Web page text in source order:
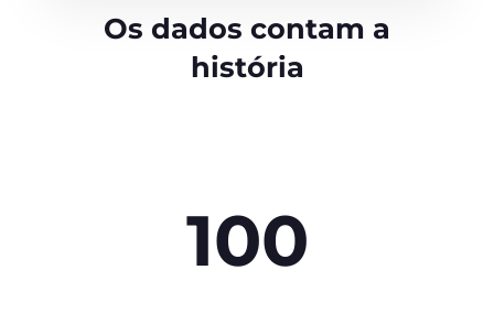
Os dados contam a
história
100